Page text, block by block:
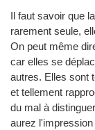
Il faut savoir que
rarement seule,
On peut même
car elles se
autres. Elles sont
et tellement
du mal à
aurez